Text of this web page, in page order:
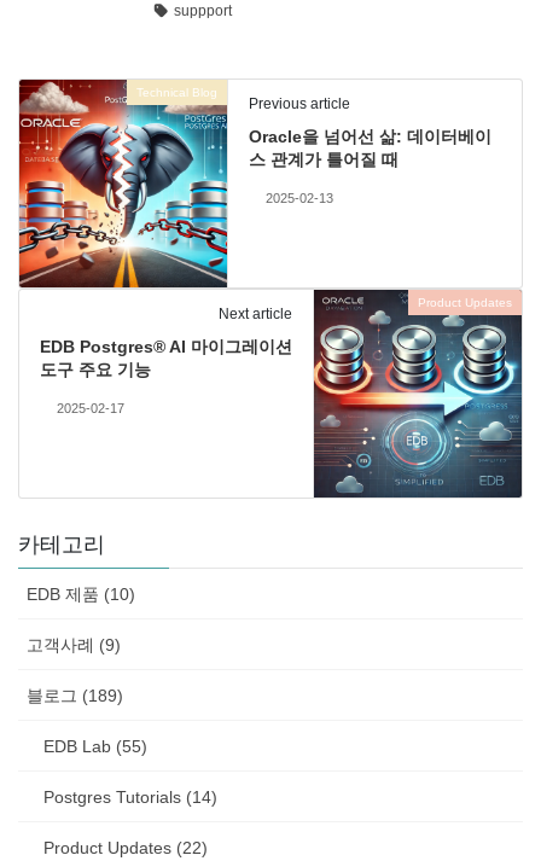
suppport
Technical Blog
Previous article
Oracle을 넘어선 삶: 데이터베이
스 관계가 틀어질 때
2025-02-13
Product Updates
Next article
EDB Postgres® AI 마이그레이션
도구 주요 기능
2025-02-17
카테고리
EDB 제품 (10)
고객사례 (9)
블로그 (189)
EDB Lab (55)
Postgres Tutorials (14)
Product Updates (22)